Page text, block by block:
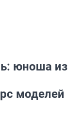
юноша из
моделей